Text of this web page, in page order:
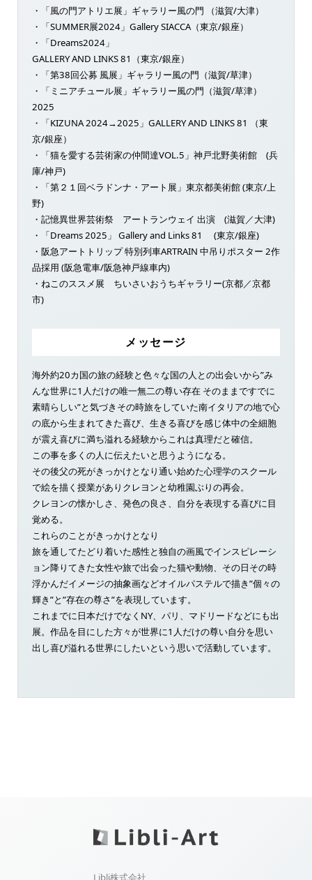
・「風の門アトリエ展」ギャラリー風の門 （滋賀/大津）
・「SUMMER展2024」Gallery SIACCA（東京/銀座）
・「Dreams2024」
GALLERY AND LINKS 81（東京/銀座）
・「第38回公募 風展」ギャラリー風の門（滋賀/草津）
・「ミニアチュール展」ギャラリー風の門（滋賀/草津）
2025
・「KIZUNA 2024→2025」GALLERY AND LINKS 81 （東
京/銀座）
・「猫を愛する芸術家の仲間達VOL.5」神戸北野美術館 (兵
庫/神戸)
・「第２１回ベラドンナ・アート展」東京都美術館 (東京/上
野)
・記憶異世界芸術祭 アートランウェイ 出演 (滋賀／大津)
・「Dreams 2025」 Gallery and Links 81 (東京/銀座)
・阪急アートトリップ 特別列車ARTRAIN 中吊りポスター 2作
品採用 (阪急電車/阪急神戸線車内)
・ねこのススメ展 ちいさいおうちギャラリー(京都／京都
市)
メッセージ
海外約20カ国の旅の経験と色々な国の人との出会いから”み
んな世界に1人だけの唯一無二の尊い存在 そのままですでに
素晴らしい”と気づきその時旅をしていた南イタリアの地で心
の底から生まれてきた喜び、生きる喜びを感じ体中の全細胞
が震え喜びに満ち溢れる経験からこれは真理だと確信。
この事を多くの人に伝えたいと思うようになる。
その後父の死がきっかけとなり通い始めた心理学のスクール
で絵を描く授業がありクレヨンと幼稚園ぶりの再会。
クレヨンの懐かしさ、発色の良さ、自分を表現する喜びに目
覚める。
これらのことがきっかけとなり
旅を通してたどり着いた感性と独自の画風でインスピレーシ
ョン降りてきた女性や旅で出会った猫や動物、その日その時
浮かんだイメージの抽象画などオイルパステルで描き”個々の
輝き”と”存在の尊さ”を表現しています。
これまでに日本だけでなくNY、パリ、マドリードなどにも出
展。作品を目にした方々が世界に1人だけの尊い自分を思い
出し喜び溢れる世界にしたいという思いで活動しています。
Libli株式会社